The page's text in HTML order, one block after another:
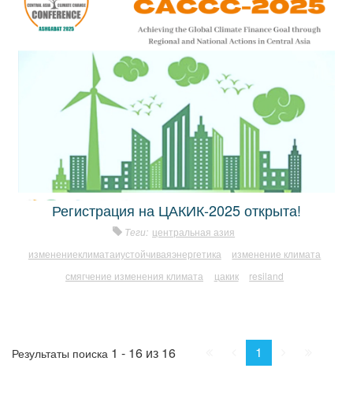
Регистрация на ЦАКИК-2025 открыта!
Теги: центральная азия
изменениеклиматаиустойчиваяэнергетика
изменение климата
смягчение изменения климата
цакик resiland
Результаты поиска 1 - 16 из 16 Пред.
1